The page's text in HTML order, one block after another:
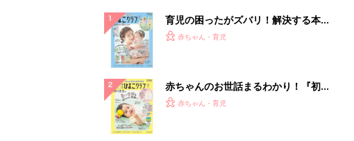
育児の困ったがズバリ！解決する本
『ひよこクラブ 夏号』 4カ月～2才
赤ちゃん・育児
赤ちゃんのお世話まるわかり！『初め
てのひよこクラブ 夏号』〈巻頭大特
赤ちゃん・育児